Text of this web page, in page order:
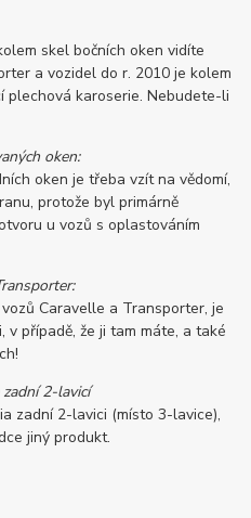
skel bočních oken vidíte
a vozidel do r. 2010 je kolem
plechová karoserie. Nebudete-li
oken:
oken je třeba vzít na vědomí,
protože byl primárně
u vozů s oplastováním
Caravelle a Transporter, je
případě, že ji tam máte, a také
2-lavicí
zadní 2-lavici (místo 3-lavice),
jiný produkt.